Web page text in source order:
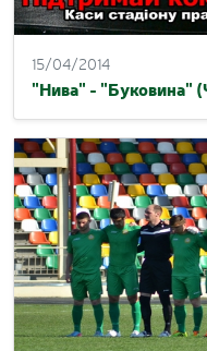
15/04/2014
"Нива" - "Буковина"